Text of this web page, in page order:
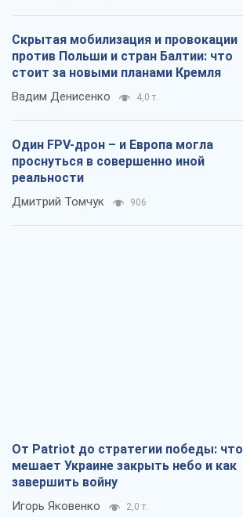
Скрытая мобилизация и провокации
против Польши и стран Балтии: что
стоит за новыми планами Кремля
Вадим Денисенко 4,0 т.
Один FPV-дрон – и Европа могла
проснуться в совершенно иной
реальности
Дмитрий Томчук 906
От Patriot до стратегии победы: что
мешает Украине закрыть небо и как
завершить войну
Игорь Яковенко 2,0 т.